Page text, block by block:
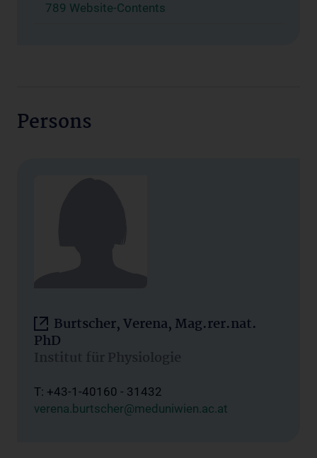
789 Website-Contents
Persons
Burtscher, Verena, Mag.rer.nat.
PhD
Institut für Physiologie
T: +43-1-40160 - 31432
verena.burtscher@meduniwien.ac.at